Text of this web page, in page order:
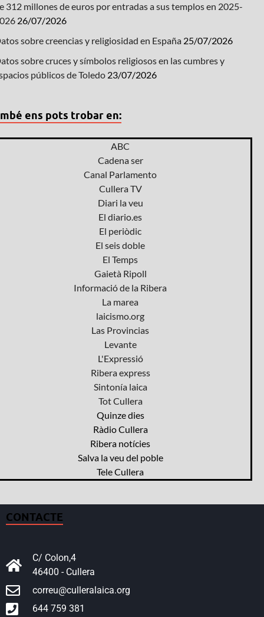
312 millones de euros por entradas a sus templos en 2025-
26/07/2026
sobre creencias y religiosidad en España 25/07/2026
sobre cruces y símbolos religiosos en las cumbres y
públicos de Toledo 23/07/2026
ens pots trobar en:
ABC
Cadena ser
Canal Parlamento
Cullera TV
Diari la veu
El diario.es
El periòdic
El seis doble
El Temps
Gaietà Ripoll
Informació de la Ribera
La marea
laicismo.org
Las Provincias
Levante
L'Expressió
Ribera express
Sintonía laica
Tot Cullera
Quinze dies
Ràdio Cullera
Ribera notícies
Salva la veu del poble
Tele Cullera
CONTACTE
C/ Colon,4
46400 - Cullera
correu@culleralaica.org
644 759 381